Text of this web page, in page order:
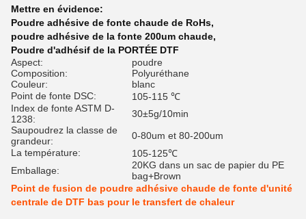
Mettre en évidence:
Poudre adhésive de fonte chaude de RoHs,
poudre adhésive de la fonte 200um chaude,
Poudre d'adhésif de la PORTÉE DTF
Aspect:
poudre
Composition:
Polyuréthane
Couleur:
blanc
Point de fonte DSC:
105-115 ℃
Index de fonte ASTM D-
1238:
30±5g/10min
Saupoudrez la classe de
grandeur:
0-80um et 80-200um
La température:
105-125℃
Emballage:
20KG dans un sac de papier du PE
bag+Brown
Point de fusion de poudre adhésive chaude de fonte d'unité
centrale de DTF bas pour le transfert de chaleur